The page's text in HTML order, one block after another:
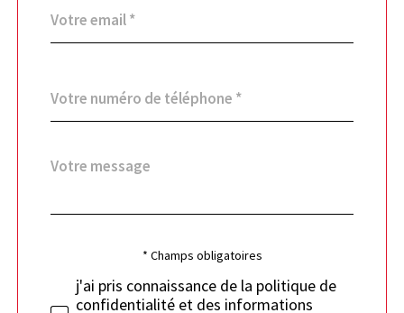
*
*
Fieldset
Message
*
* Champs obligatoires
j'ai pris connaissance de la politique de
confidentialité et des informations